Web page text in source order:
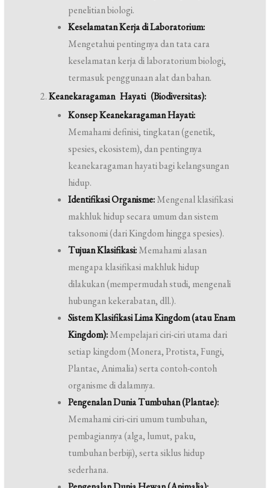
penelitian biologi.
Keselamatan Kerja di Laboratorium:
Mengetahui pentingnya dan tata cara
keselamatan kerja di laboratorium biologi,
termasuk penggunaan alat dan bahan.
Keanekaragaman Hayati (Biodiversitas):
Konsep Keanekaragaman Hayati:
Memahami definisi, tingkatan (genetik,
spesies, ekosistem), dan pentingnya
keanekaragaman hayati bagi kelangsungan
hidup.
Identifikasi Organisme:Mengenal klasifikasi
makhluk hidup secara umum dan sistem
taksonomi (dari Kingdom hingga spesies).
Tujuan Klasifikasi:Memahami alasan
mengapa klasifikasi makhluk hidup
dilakukan (mempermudah studi, mengenali
hubungan kekerabatan, dll.).
Sistem Klasifikasi Lima Kingdom (atau Enam
Kingdom):Mempelajari ciri-ciri utama dari
setiap kingdom (Monera, Protista, Fungi,
Plantae, Animalia) serta contoh-contoh
organisme di dalamnya.
Pengenalan Dunia Tumbuhan (Plantae):
Memahami ciri-ciri umum tumbuhan,
pembagiannya (alga, lumut, paku,
tumbuhan berbiji), serta siklus hidup
sederhana.